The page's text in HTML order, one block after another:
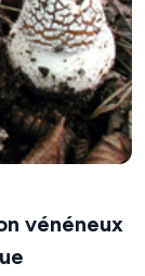
vénéneux